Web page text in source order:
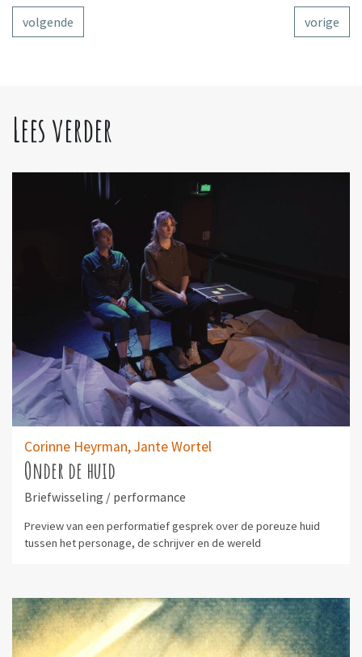
volgende vorige
Lees verder
Corinne Heyrman,Jante Wortel
Onder de huid
Briefwisseling / performance
Preview van een performatief gesprek over de poreuze huid
tussen het personage, de schrijver en de wereld